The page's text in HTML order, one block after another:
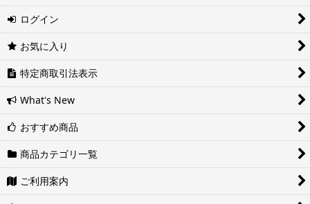
望の場合は備考欄に記入をお願いします。
■地域ごとの最短配達日時について
い。
ヤマト運輸サービスレベル一覧表(PDF)
西濃運輸サービスレベル一覧表(PDF)
ログイン
お気に入り
特定商取引法表示
What's New
おすすめ商品
商品カテゴリ一覧
ご利用案内